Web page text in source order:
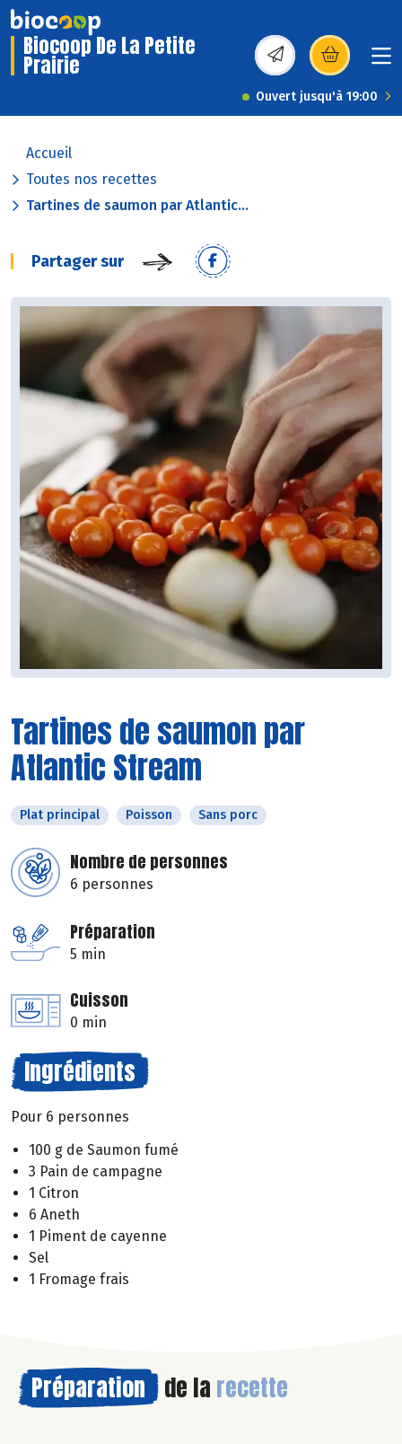
Biocoop De La Petite
Prairie (s’ouvre dans une
Ouvert jusqu'à 19:00
Accueil
Toutes nos recettes
Tartines de saumon par Atlantic...
Partager sur
Tartines de saumon par
Atlantic Stream
Plat principal Poisson Sans porc
Nombre de personnes
6 personnes
Préparation
5 min
Cuisson
0 min
Ingrédients
Pour 6 personnes
100 g de Saumon fumé
3 Pain de campagne
1 Citron
6 Aneth
1 Piment de cayenne
Sel
1 Fromage frais
Préparation de la recette